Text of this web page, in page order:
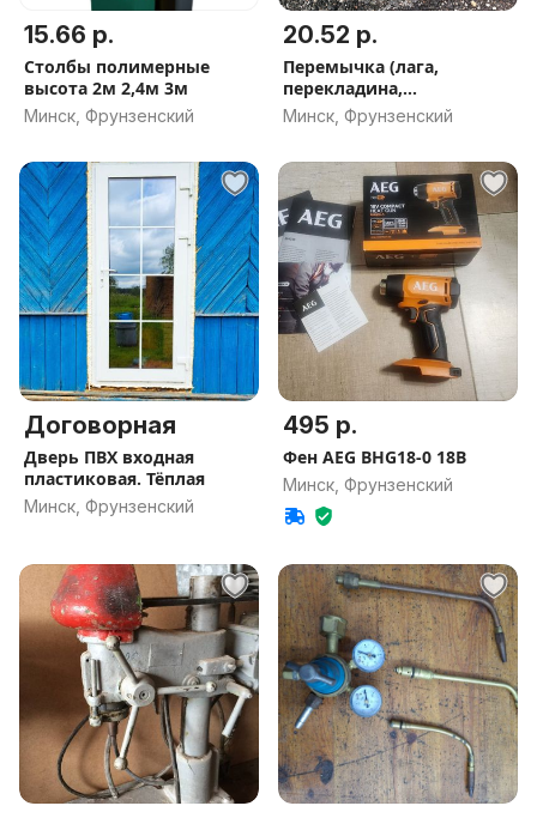
15.66 р.
Столбы полимерные
высота 2м 2,4м 3м
Минск, Фрунзенский
20.52 р.
Перемычка (лага,
перекладина,
направляющая)
Минск, Фрунзенский
Договорная
Дверь ПВХ входная
пластиковая. Тёплая
Минск, Фрунзенский
495 р.
Фен AEG BHG18-0 18В
Минск, Фрунзенский